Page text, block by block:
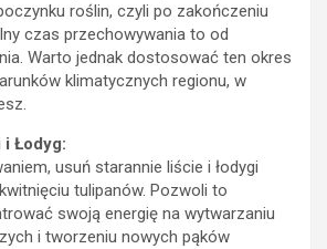
roślin, czyli po zakończeniu
czas przechowywania to od
Warto jednak dostosować ten okres
klimatycznych regionu, w
i Łodyg:
usuń starannie liście i łodygi
tulipanów. Pozwoli to
swoją energię na wytwarzaniu
i tworzeniu nowych pąków